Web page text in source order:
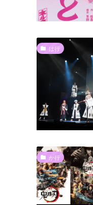
は行
か行